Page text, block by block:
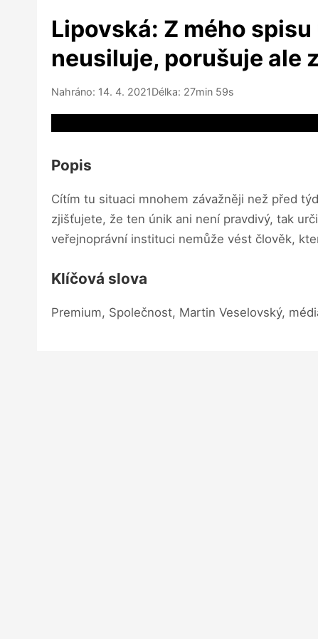
Lipovská: Z mého
neusiluje, porušuje ale
Nahráno: 14. 4. 2021Délka: 27min 59s
Popis
Cítím tu situaci mnohem závažněji než před
zjišťujete, že ten únik ani není pravdivý, tak
veřejnoprávní instituci nemůže vést člověk,
Klíčová slova
Premium, Společnost, Martin Veselovský,